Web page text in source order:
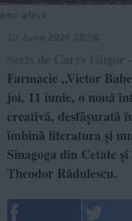
foto: arhivă
-
Farmacie „Victor
joi, 11 iunie, o nouă
creativă, desfășurată
îmbină literatura și
Sinagoga din Cetate
Theodor Rădulescu.